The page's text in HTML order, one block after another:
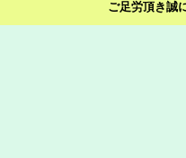
ご足労頂き誠